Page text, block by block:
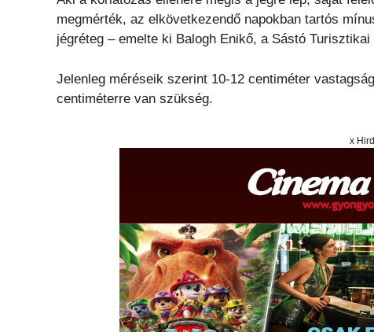
megmérték, az elkövetkezendő napokban tartós
jégréteg – emelte ki Balogh Enikő, a Sástó
Jelenleg méréseik szerint 10-12 centiméter
centiméterre van szükség.
x